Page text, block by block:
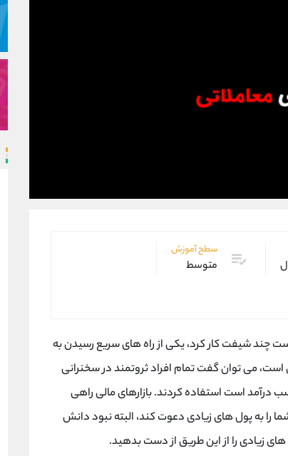
سطح آموزش
متوسط
چند شیفت کار کرد، یکی از راه های سریع رسیدن به
می توان گفت تمام افراد ثروتمند در سخنرانی
است استفاده کردند. بازارهای مالی راهی
به پول های زیادی دعوت کند، البته نبود دانش
زیادی را از این طریق از دست بدهید.